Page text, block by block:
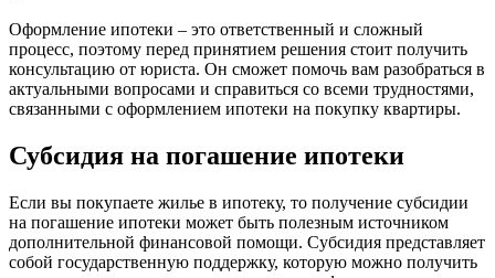
Оформление ипотеки – это ответственный и сложный
процесс, поэтому перед принятием решения стоит получить
консультацию от юриста. Он сможет помочь вам разобраться в
актуальными вопросами и справиться со всеми трудностями,
связанными с оформлением ипотеки на покупку квартиры.
Субсидия на погашение ипотеки
Если вы покупаете жилье в ипотеку, то получение субсидии
на погашение ипотеки может быть полезным источником
дополнительной финансовой помощи. Субсидия представляет
собой государственную поддержку, которую можно получить